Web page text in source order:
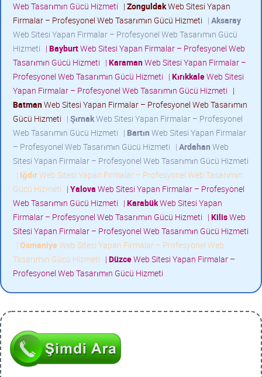
Web Tasarımın Gücü Hizmeti | ZonguldakWeb Sitesi Yapan
Firmalar – Profesyonel Web Tasarımın Gücü Hizmeti | Aksaray
Web Sitesi Yapan Firmalar – Profesyonel Web Tasarımın Gücü
Hizmeti | BayburtWeb Sitesi Yapan Firmalar – Profesyonel Web
Tasarımın Gücü Hizmeti | KaramanWeb Sitesi Yapan Firmalar –
Profesyonel Web Tasarımın Gücü Hizmeti | KırıkkaleWeb Sitesi
Yapan Firmalar – Profesyonel Web Tasarımın Gücü Hizmeti |
BatmanWeb Sitesi Yapan Firmalar – Profesyonel Web Tasarımın
Gücü Hizmeti | ŞırnakWeb Sitesi Yapan Firmalar – Profesyonel
Web Tasarımın Gücü Hizmeti | Bartın Web Sitesi Yapan Firmalar
– Profesyonel Web Tasarımın Gücü Hizmeti | Ardahan Web
Sitesi Yapan Firmalar – Profesyonel Web Tasarımın Gücü Hizmeti
| IğdırWeb Sitesi Yapan Firmalar – Profesyonel Web Tasarımın
Gücü Hizmeti | Yalova Web Sitesi Yapan Firmalar – Profesyonel
Web Tasarımın Gücü Hizmeti | KarabükWeb Sitesi Yapan
Firmalar – Profesyonel Web Tasarımın Gücü Hizmeti | KilisWeb
Sitesi Yapan Firmalar – Profesyonel Web Tasarımın Gücü Hizmeti
| Osmaniye Web Sitesi Yapan Firmalar – Profesyonel Web
Tasarımın Gücü Hizmeti | DüzceWeb Sitesi Yapan Firmalar –
Profesyonel Web Tasarımın Gücü Hizmeti